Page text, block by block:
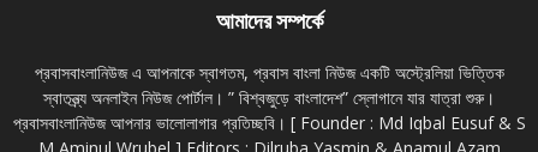
আমাদের সম্পর্কে
প্রবাসবাংলানিউজ এ আপনাকে স্বাগতম, প্রবাস বাংলা নিউজ একটি অস্ট্রেলিয়া ভিত্তিক
স্বাতন্ত্র্য অনলাইন নিউজ পোর্টাল। ” বিশ্বজুড়ে বাংলাদেশ” স্লোগানে যার যাত্রা শুরু।
প্রবাসবাংলানিউজ আপনার ভালোলাগার প্রতিচ্ছবি। [ Founder : Md Iqbal Eusuf & S